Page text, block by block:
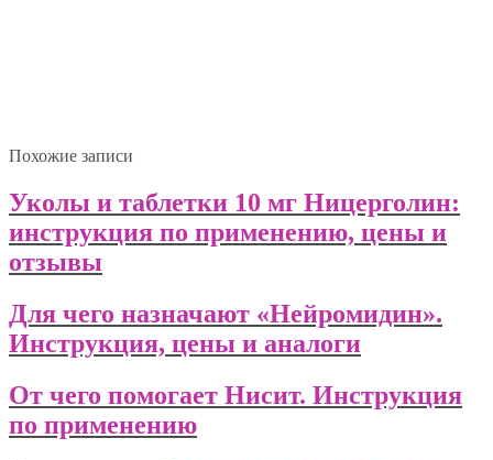
Похожие записи
Уколы и таблетки 10 мг Ницерголин:
инструкция по применению, цены и
отзывы
Для чего назначают «Нейромидин».
Инструкция, цены и аналоги
От чего помогает Нисит. Инструкция
по применению